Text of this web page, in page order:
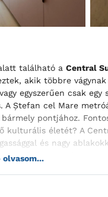
található a Central
akik többre vágynak
egyszerűen csak egy
Ștefan cel Mare
pontjához.
életét? A
és nagy
egy sűrű nap után. Ha
olvasom...